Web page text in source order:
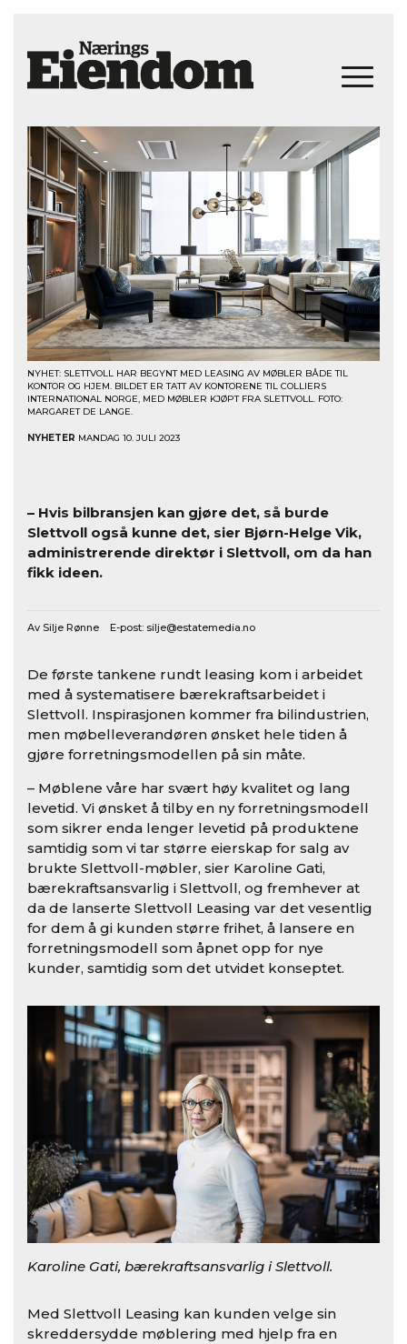
NYHET: SLETTVOLL HAR BEGYNT MED LEASING AV MØBLER BÅDE TIL
KONTOR OG HJEM. BILDET ER TATT AV KONTORENE TIL COLLIERS
INTERNATIONAL NORGE, MED MØBLER KJØPT FRA SLETTVOLL. FOTO:
MARGARET DE LANGE.
NYHETER MANDAG 10. JULI 2023
– Hvis bilbransjen kan gjøre det, så burde
Slettvoll også kunne det, sier Bjørn-Helge Vik,
administrerende direktør i Slettvoll, om da han
fikk ideen.
Av Silje Rønne E-post: silje@estatemedia.no
De første tankene rundt leasing kom i arbeidet
med å systematisere bærekraftsarbeidet i
Slettvoll. Inspirasjonen kommer fra bilindustrien,
men møbelleverandøren ønsket hele tiden å
gjøre forretningsmodellen på sin måte.
– Møblene våre har svært høy kvalitet og lang
levetid. Vi ønsket å tilby en ny forretningsmodell
som sikrer enda lenger levetid på produktene
samtidig som vi tar større eierskap for salg av
brukte Slettvoll-møbler, sier Karoline Gati,
bærekraftsansvarlig i Slettvoll, og fremhever at
da de lanserte Slettvoll Leasing var det vesentlig
for dem å gi kunden større frihet, å lansere en
forretningsmodell som åpnet opp for nye
kunder, samtidig som det utvidet konseptet.
Karoline Gati, bærekraftsansvarlig i Slettvoll.
Med Slettvoll Leasing kan kunden velge sin
skreddersydde møblering med hjelp fra en